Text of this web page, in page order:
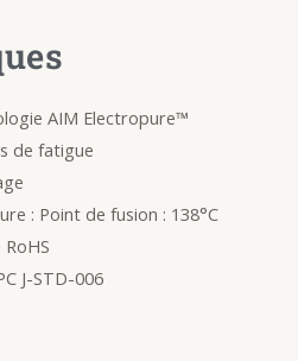
AIM Electropure™
de fatigue
: Point de fusion : 138°C
J-STD-006